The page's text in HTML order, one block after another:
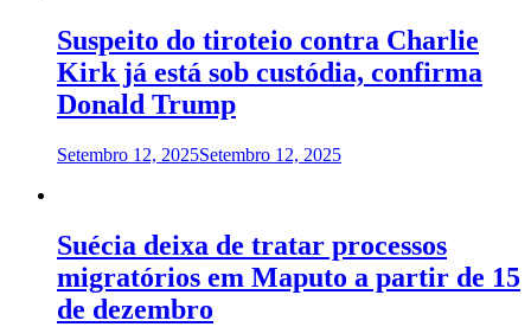
Suspeito do tiroteio contra Charlie
Kirk já está sob custódia, confirma
Donald Trump
Setembro 12, 2025Setembro 12, 2025
Suécia deixa de tratar processos
migratórios em Maputo a partir de 15
de dezembro